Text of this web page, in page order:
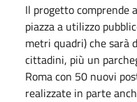
Il progetto comprende
piazza a utilizzo
metri quadri) che sarà
cittadini, più un
Roma con 50 nuovi
realizzate in parte